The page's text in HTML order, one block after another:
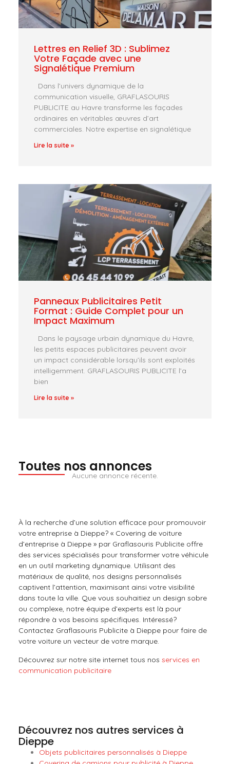
Lettres en Relief 3D : Sublimez
Votre Façade avec une
Signalétique Premium
Dans l’univers dynamique de la
communication visuelle, GRAFLASOURIS
PUBLICITE au Havre transforme les façades
ordinaires en véritables œuvres d’art
commerciales. Notre expertise en signalétique
Lire la suite »
Panneaux Publicitaires Petit
Format : Guide Complet pour un
Impact Maximum
Dans le paysage urbain dynamique du Havre,
les petits espaces publicitaires peuvent avoir
un impact considérable lorsqu’ils sont exploités
intelligemment. GRAFLASOURIS PUBLICITE l’a
bien
Lire la suite »
Toutes nos annonces
Aucune annonce récente.
À la recherche d’une solution efficace pour promouvoir
votre entreprise à Dieppe? « Covering de voiture
d’entreprise à Dieppe » par Graflasouris Publicite offre
des services spécialisés pour transformer votre véhicule
en un outil marketing dynamique. Utilisant des
matériaux de qualité, nos designs personnalisés
captivent l’attention, maximisant ainsi votre visibilité
dans toute la ville. Que vous souhaitiez un design sobre
ou complexe, notre équipe d’experts est là pour
répondre à vos besoins spécifiques. Intéressé?
Contactez Graflasouris Publicite à Dieppe pour faire de
votre voiture un vecteur de votre marque.
Découvrez sur notre site internet tous nos services en
communication publicitaire
Découvrez nos autres services à
Dieppe
Objets publicitaires personnalisés à Dieppe